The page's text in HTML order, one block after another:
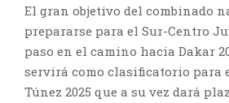
El gran objetivo del combinado
prepararse para el Sur-Centro
paso en el camino hacia Dakar
servirá como clasificatorio para
Túnez 2025 que a su vez dará